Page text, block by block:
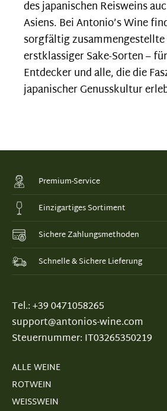
des japanischen Reisweins
Asiens. Bei Antonio’s Wine
sorgfältig zusammengestellte
erstklassiger Sake-Sorten –
Entdecker und alle, die die
japanischer Genusskultur
Premium-Service
Einzigartiges Sortiment
Sichere Zahlungsmethoden
Schnelle & Sichere Lieferung
Tel.: +39 0471058265
support@antonios-wine.com
Steuernummer: IT03265350219
ALLE WEINE
ROTWEIN
WEISSWEIN